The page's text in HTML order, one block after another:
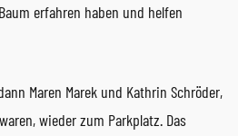
erfahren haben und helfen
Maren Marek und Kathrin Schröder,
wieder zum Parkplatz. Das